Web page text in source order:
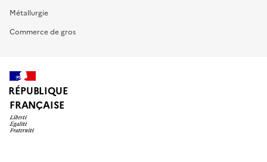
Métallurgie
Commerce de gros
RÉPUBLIQUE
FRANÇAISE